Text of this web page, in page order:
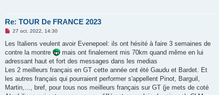
Re: TOUR De FRANCE 2023
M
s
a
g
n
o
l
27 oct. 2022, 14:30
Les Italiens veulent avoir Evenepoel: ils ont hésité à faire 3 semaines de
contre la montre
mais ont finalement mis 70km quand même en lui
adressant haut et fort des messages dans les medias
Les 2 meilleurs français en GT cette année ont été Gaudu et Bardet. Et
les autres français qui pourraient performer s'appellent Pinot, Barguil,
Martin,..., bref, pour tous nos meilleurs français sur GT (je mets de coté